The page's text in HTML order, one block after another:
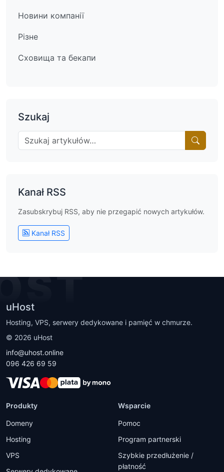
Новини компанії
Різне
Сховища та бекапи
Szukaj
Kanał RSS
Zasubskrybuj RSS, aby nie przegapić nowych artykułów.
Kanał RSS
uHost
Hosting, VPS, serwery dedykowane i pamięć w chmurze.
© 2026 uHost
info@uhost.online
096 426 69 59
Produkty
Domeny
Hosting
VPS
Wsparcie
Pomoc
Program partnerski
Szybkie przedłużenie /
płatność